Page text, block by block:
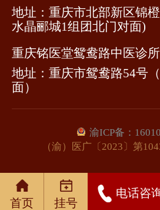
地址：重庆市北部新区锦
水晶郦城1组团北门对面)
重庆铭医堂鸳鸯路中医诊所
地址：重庆市鸳鸯路54号
面）
渝ICP备：
（渝）医广〔2023〕第
首页 挂号
电话咨